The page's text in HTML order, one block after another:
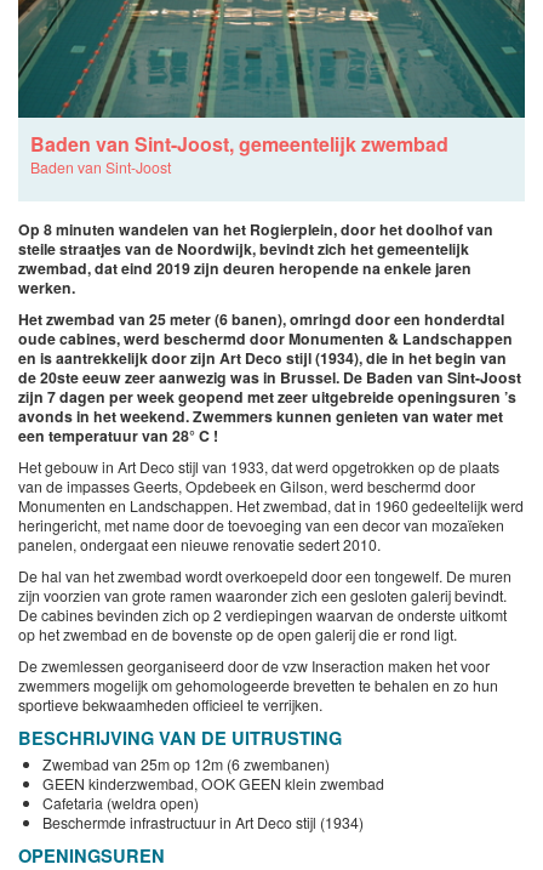
Baden van Sint-Joost, gemeentelijk zwembad
Baden van Sint-Joost
Op 8 minuten wandelen van het Rogierplein, door het doolhof van
steile straatjes van de Noordwijk, bevindt zich het gemeentelijk
zwembad, dat eind 2019 zijn deuren heropende na enkele jaren
werken.
Het zwembad van 25 meter (6 banen), omringd door een honderdtal
oude cabines, werd beschermd door Monumenten & Landschappen
en is aantrekkelijk door zijn Art Deco stijl (1934), die in het begin van
de 20ste eeuw zeer aanwezig was in Brussel. De Baden van Sint-Joost
zijn 7 dagen per week geopend met zeer uitgebreide openingsuren ’s
avonds in het weekend. Zwemmers kunnen genieten van water met
een temperatuur van 28° C !
Het gebouw in Art Deco stijl van 1933, dat werd opgetrokken op de plaats
van de impasses Geerts, Opdebeek en Gilson, werd beschermd door
Monumenten en Landschappen. Het zwembad, dat in 1960 gedeeltelijk werd
heringericht, met name door de toevoeging van een decor van mozaïeken
panelen, ondergaat een nieuwe renovatie sedert 2010.
De hal van het zwembad wordt overkoepeld door een tongewelf. De muren
zijn voorzien van grote ramen waaronder zich een gesloten galerij bevindt.
De cabines bevinden zich op 2 verdiepingen waarvan de onderste uitkomt
op het zwembad en de bovenste op de open galerij die er rond ligt.
De zwemlessen georganiseerd door de vzw Inseraction maken het voor
zwemmers mogelijk om gehomologeerde brevetten te behalen en zo hun
sportieve bekwaamheden officieel te verrijken.
BESCHRIJVING VAN DE UITRUSTING
Zwembad van 25m op 12m (6 zwembanen)
GEEN kinderzwembad, OOK GEEN klein zwembad
Cafetaria (weldra open)
Beschermde infrastructuur in Art Deco stijl (1934)
OPENINGSUREN